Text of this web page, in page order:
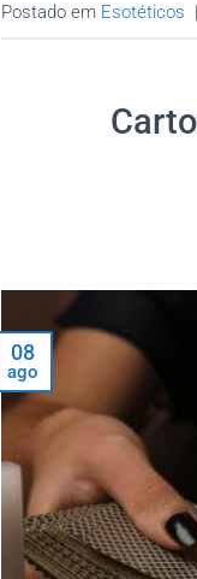
Postado em Esotéticos |
08
ago